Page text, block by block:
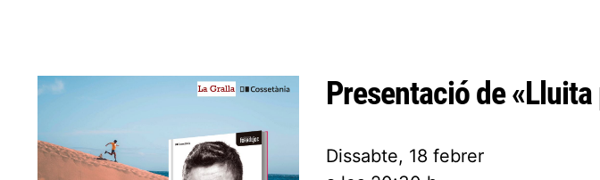
Presentació de «Lluita
Dissabte, 18 febrer